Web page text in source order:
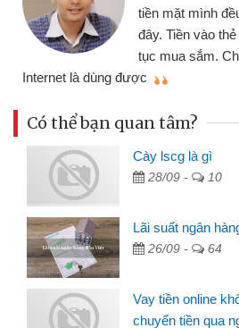
tiền nóng tại
là mình lại tiếp
điện thoại có
Có thể bạn quan tâm?
Cày lscg là gì
28/09 - 10
Lãi suất ngân
26/09 - 64
Vay tiền online
chuyển tiền qua